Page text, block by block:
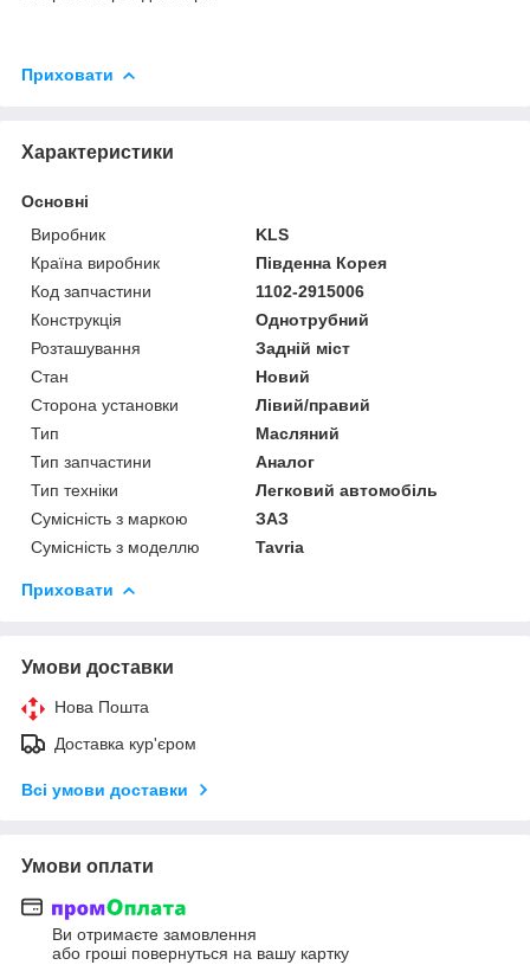
Приховати
Характеристики
Основні
Виробник
KLS
Країна виробник
Південна Корея
Код запчастини
1102-2915006
Конструкція
Однотрубний
Розташування
Задній міст
Стан
Новий
Сторона установки
Лівий/правий
Тип
Масляний
Тип запчастини
Аналог
Тип техніки
Легковий автомобіль
Сумісність з маркою
ЗАЗ
Сумісність з моделлю
Tavria
Приховати
Умови доставки
Нова Пошта
Доставка кур'єром
Всі умови доставки
Умови оплати
Ви отримаєте замовлення
або гроші повернуться на вашу картку